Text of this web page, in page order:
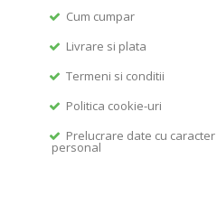
Cum cumpar
Livrare si plata
Termeni si conditii
Politica cookie-uri
Prelucrare date cu caracter
personal